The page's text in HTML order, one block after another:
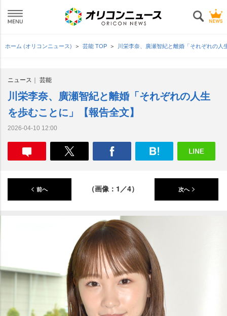
ホーム (オリコンニュース) 芸能 TOP 川栄李奈、廣瀬智紀と離婚「それぞれの
ニュース 芸能
川栄李奈、廣瀬智紀と離婚「それぞれの人生
を歩むことに」【報告全文】
2026-04-10 12:00
前へ （画像：1／4） 次へ